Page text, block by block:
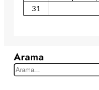
31
Arama